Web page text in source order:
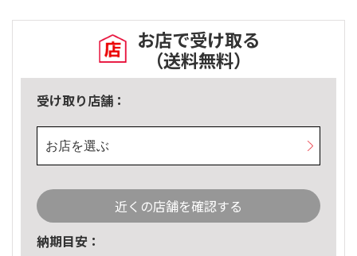
お店で受け取る
（送料無料）
受け取り店舗：
お店を選ぶ
近くの店舗を確認する
納期目安：